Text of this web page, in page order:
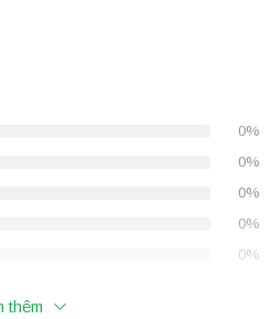
Caps 500mg 100 Viên
tham gia vào hơn 300 phản
duy trì cơ bắp dẻo dai, ổn định
kinh để mang lại giấc ngủ sâu.
500mg
0%
0%
0%
0%
0%
thêm